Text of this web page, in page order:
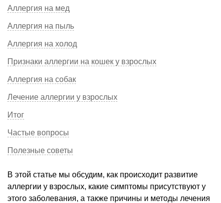
Аллергия на мед
Аллергия на пыль
Аллергия на холод
Признаки аллергии на кошек у взрослых
Аллергия на собак
Лечение аллергии у взрослых
Итог
Частые вопросы
Полезные советы
В этой статье мы обсудим, как происходит развитие
аллергии у взрослых, какие симптомы присутствуют у
этого заболевания, а также причины и методы лечения